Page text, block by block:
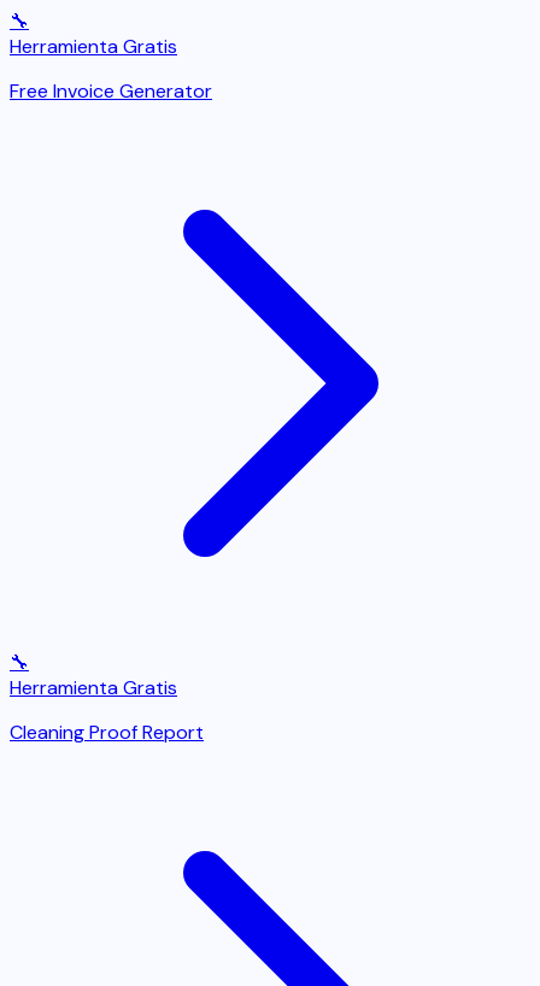
🔧
Herramienta Gratis
Free Invoice Generator
🔧
Herramienta Gratis
Cleaning Proof Report